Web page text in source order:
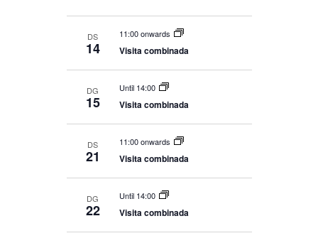
DS
14
11:00 onwards
Visita combinada
DG
15
Until 14:00
Visita combinada
DS
21
11:00 onwards
Visita combinada
DG
22
Until 14:00
Visita combinada